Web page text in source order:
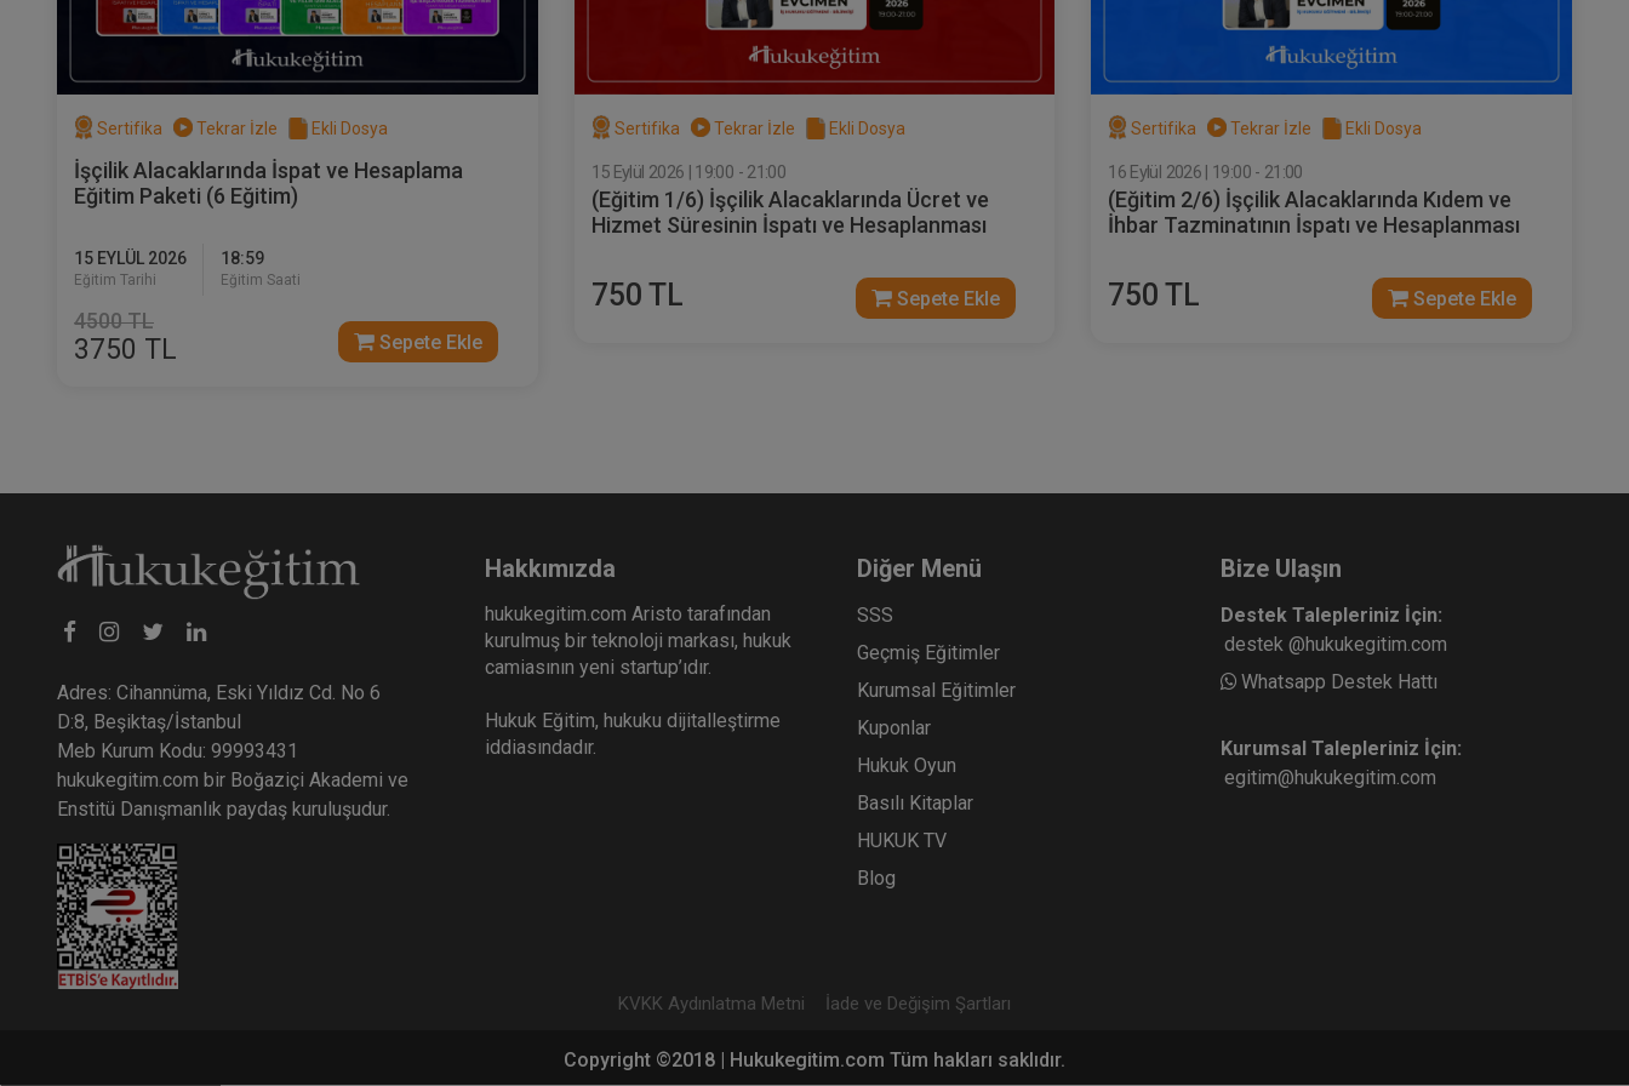
Sertifika Tekrar İzle Ekli Dosya
İşçilik Alacaklarında İspat ve Hesaplama
Eğitim Paketi (6 Eğitim)
15 EYLÜL 2026
Eğitim Tarihi
18:59
Eğitim Saati
4500 TL
3750 TL Sepete Ekle
Sertifika Tekrar İzle Ekli Dosya
15 Eylül 2026 | 19:00 - 21:00
(Eğitim 1/6) İşçilik Alacaklarında Ücret ve
Hizmet Süresinin İspatı ve Hesaplanması
750 TL Sepete Ekle
Sertifika Tekrar İzle Ekli Dosya
16 Eylül 2026 | 19:00 - 21:00
(Eğitim 2/6) İşçilik Alacaklarında Kıdem ve
İhbar Tazminatının İspatı ve Hesaplanması
750 TL Sepete Ekle
Adres: Cihannüma, Eski Yıldız Cd. No 6
D:8, Beşiktaş/İstanbul
Meb Kurum Kodu: 99993431
hukukegitim.com bir Boğaziçi Akademi ve
Enstitü Danışmanlık paydaş kuruluşudur.
Hakkımızda
hukukegitim.com Aristo tarafından
kurulmuş bir teknoloji markası, hukuk
camiasının yeni startup’ıdır.
Hukuk Eğitim, hukuku dijitalleştirme
iddiasındadır.
Diğer Menü
SSS
Geçmiş Eğitimler
Kurumsal Eğitimler
Kuponlar
Hukuk Oyun
Basılı Kitaplar
HUKUK TV
Blog
Bize Ulaşın
Destek Talepleriniz İçin:
destek @hukukegitim.com
Whatsapp Destek Hattı
Kurumsal Talepleriniz İçin:
egitim@hukukegitim.com
KVKK Aydınlatma Metni İade ve Değişim Şartları
Copyright ©2018 | Hukukegitim.com Tüm hakları saklıdır.